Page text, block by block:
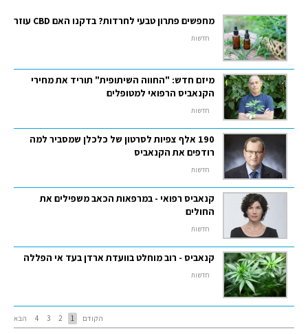
מחפשים פתרון טבעי לחרדות? בדקנו האם CBD עוזר
חדשות
מיזם חדש: "החווה השיתופית" תוריד את מחירי
הקנאביס הרפואי למטופלים
חדשות
190 אלף צפיות לסרטון של כלכלן שמסביר למה
רודפים את הקנאביס
חדשות
קנאביס רפואי - במרפאות הכאב משפילים את
החולים
חדשות
קנאביס - רוב מוחלט בוועדת ארדן בעד אי הפללה
חדשות
הקודם 1
2
3
4 הבא